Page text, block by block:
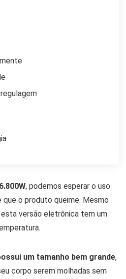
6.800W, podemos esperar o uso
o produto queime. Mesmo
versão eletrônica tem um
um tamanho bem grande,
corpo serem molhadas sem